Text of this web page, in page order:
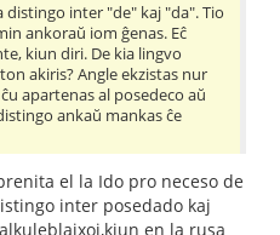
distingo inter "de" kaj "da". Tio
ankoraŭ iom ĝenas. Eĉ
kiun diri. De kia lingvo
akiris? Angle ekzistas nur
apartenas al posedeco aŭ
ankaŭ mankas ĉe
el la Ido pro neceso de
inter posedado kaj
en la rusa